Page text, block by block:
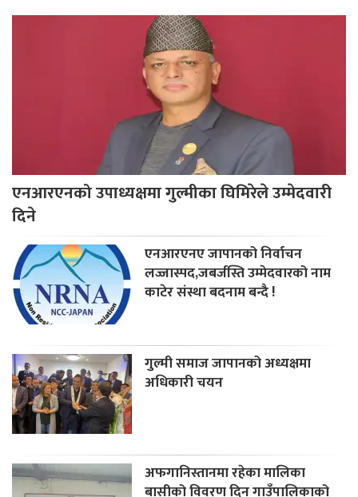
एनआरएनको उपाध्यक्षमा गुल्मीका घिमिरेले उम्मेदवारी
दिने
एनआरएनए जापानको निर्वाचन
लज्जास्पद,जबर्जस्ति उम्मेदवारको नाम
काटेर संस्था बदनाम बन्दै !
गुल्मी समाज जापानको अध्यक्षमा
अधिकारी चयन
अफगानिस्तानमा रहेका मालिका
बासीको विवरण दिन गाउँपालिकाको